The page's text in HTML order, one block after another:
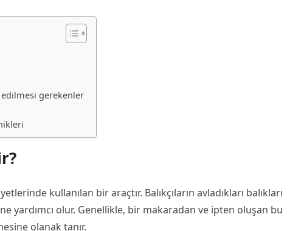
gerekenler
kullanılan bir araçtır. Balıkçıların avladıkları balıkları
yardımcı olur. Genellikle, bir makaradan ve ipten oluşan bu
olanak tanır.